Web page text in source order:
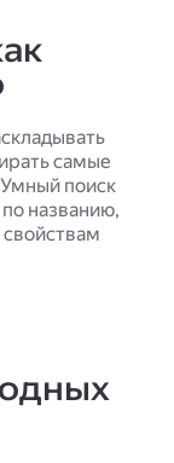
самые
поиск
названию,